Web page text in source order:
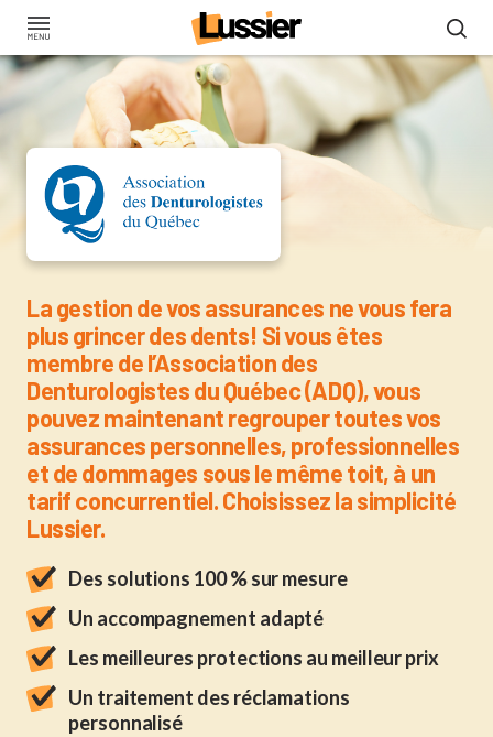
Aller
contenu
principal
Assurance pour les
La gestion de vos assurances ne vous fera
plus grincer des dents! Si vous êtes
membre de l’Association des
Denturologistes du Québec (ADQ), vous
pouvez maintenant regrouper toutes vos
assurances personnelles, professionnelles
et de dommages sous le même toit, à un
tarif concurrentiel. Choisissez la simplicité
Lussier.
Des solutions 100 % sur mesure
Un accompagnement adapté
Les meilleures protections au meilleur prix
Un traitement des réclamations
personnalisé